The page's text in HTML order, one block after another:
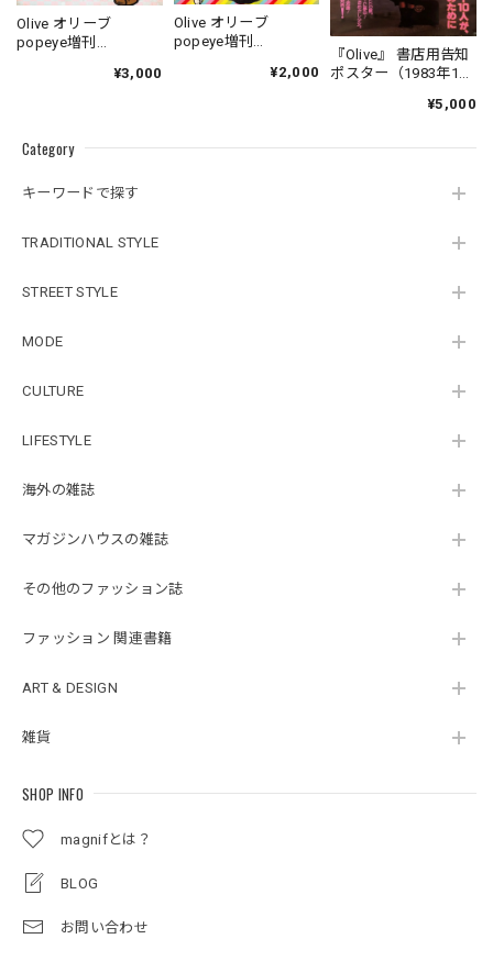
Category
キーワードで探す
TRADITIONAL STYLE
STREET STYLE
MODE
CULTURE
LIFESTYLE
海外の雑誌
マガジンハウスの雑誌
その他のファッション誌
ファッション 関連書籍
ART & DESIGN
雑貨
SHOP INFO
magnifとは？
BLOG
お問い合わせ
Olive オリーブ
popeye増刊
¥3,000
Olive オリーブ
popeye増刊
¥2,000
『Olive』 書店用告知
ポスター（1983年10
¥5,000